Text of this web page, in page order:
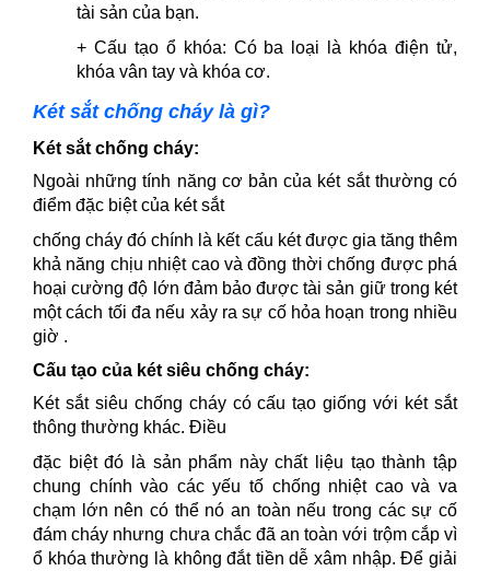
tài sản của bạn.
+ Cấu tạo ổ khóa: Có ba loại là khóa điện tử,
khóa vân tay và khóa cơ.
Két sắt chống cháy là gì?
Két sắt chống cháy:
Ngoài những tính năng cơ bản của két sắt thường có
điểm đặc biệt của két sắt
chống cháy đó chính là kết cấu két được gia tăng thêm
khả năng chịu nhiệt cao và đồng thời chống được phá
hoại cường độ lớn đảm bảo được tài sản giữ trong két
một cách tối đa nếu xảy ra sự cố hỏa hoạn trong nhiều
giờ .
Cấu tạo của két siêu chống cháy:
Két sắt siêu chống cháy có cấu tạo giống với két sắt
thông thường khác. Điều
đặc biệt đó là sản phẩm này chất liệu tạo thành tập
chung chính vào các yếu tố chống nhiệt cao và va
chạm lớn nên có thể nó an toàn nếu trong các sự cố
đám cháy nhưng chưa chắc đã an toàn với trộm cắp vì
ổ khóa thường là không đắt tiền dễ xâm nhập. Để giải